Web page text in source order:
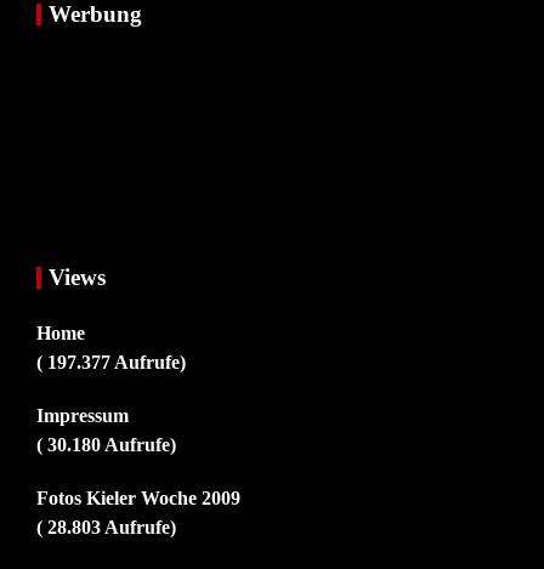
Werbung
Views
Home
( 197.377 Aufrufe)
Impressum
( 30.180 Aufrufe)
Fotos Kieler Woche 2009
( 28.803 Aufrufe)